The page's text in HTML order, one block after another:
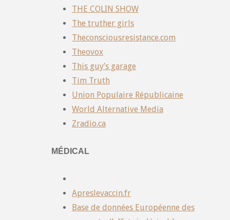
THE COLIN SHOW
The truther girls
Theconsciousresistance.com
Theovox
This guy’s garage
Tim Truth
Union Populaire Républicaine
World Alternative Media
Zradio.ca
MÉDICAL
Apreslevaccin.fr
Base de données Européenne des